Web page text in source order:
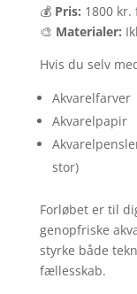
💰 Pris: 1800
🎨 Materialer:
Hvis du selv
Akvarelfarver
Akvarelpapir
stor)
Forløbet er til
genopfriske
styrke både
fællesskab.